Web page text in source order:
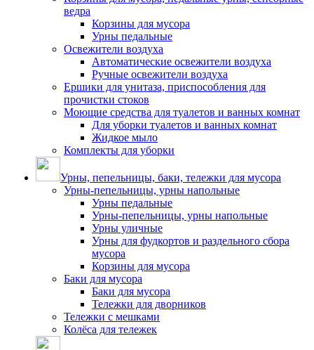
ведра
Корзины для мусора
Урны педальные
Освежители воздуха
Автоматические освежители воздуха
Ручные освежители воздуха
Ершики для унитаза, приспособления для
прочистки стоков
Моющие средства для туалетов и ванных комнат
Для уборки туалетов и ванных комнат
Жидкое мыло
Комплекты для уборки
Урны, пепельницы, баки, тележки для мусора
Урны-пепельницы, урны напольные
Урны педальные
Урны-пепельницы, урны напольные
Урны уличные
Урны для фудкортов и раздельного сбора
мусора
Корзины для мусора
Баки для мусора
Баки для мусора
Тележки для дворников
Тележки с мешками
Колёса для тележек